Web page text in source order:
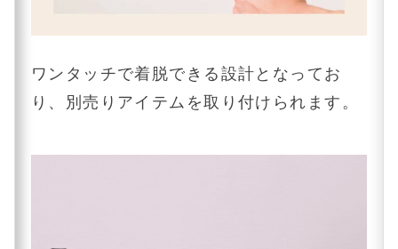
ワンタッチで着脱できる設計となってお
り、別売りアイテムを取り付けられます。